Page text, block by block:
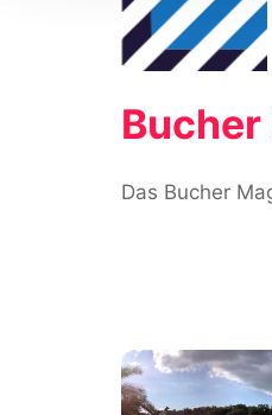
Bucher
Das Bucher